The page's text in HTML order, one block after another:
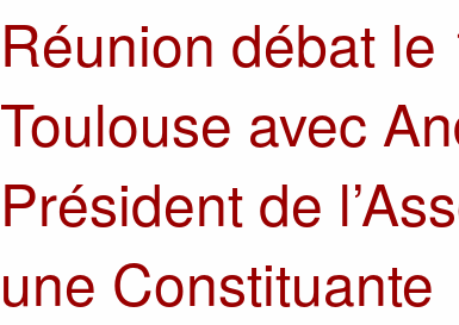
Réunion débat le
Toulouse avec
Président de
une Constituante